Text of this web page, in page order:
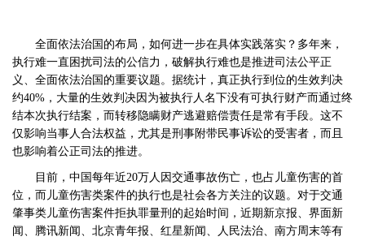
全面依法治国的布局，如何进一步在具体实践落实？多年来，
执行难一直困扰司法的公信力，破解执行难也是推进司法公平正
义、全面依法治国的重要议题。据统计，真正执行到位的生效判决
约40%，大量的生效判决因为被执行人名下没有可执行财产而通过终
结本次执行结案，而转移隐瞒财产逃避赔偿责任是常有手段。这不
仅影响当事人合法权益，尤其是刑事附带民事诉讼的受害者，而且
也影响着公正司法的推进。
目前，中国每年近20万人因交通事故伤亡，也占儿童伤害的首
位，而儿童伤害类案件的执行也是社会各方关注的议题。对于交通
肇事类儿童伤害案件拒执罪量刑的起始时间，近期新京报、界面新
闻、腾讯新闻、北京青年报、红星新闻、人民法治、南方周末等有